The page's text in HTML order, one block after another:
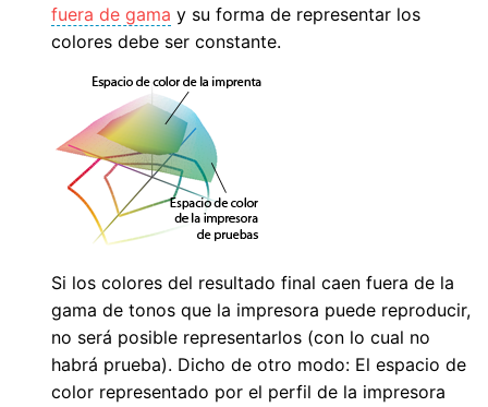
fuera de gama y su forma de representar los
colores debe ser constante.
Si los colores del resultado final caen fuera de la
gama de tonos que la impresora puede reproducir,
no será posible representarlos (con lo cual no
habrá prueba). Dicho de otro modo: El espacio de
color representado por el perfil de la impresora